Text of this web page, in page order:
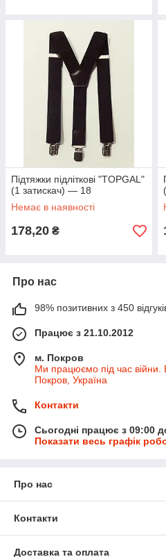
Підтяжки підліткові "TOPGAL"
(1 затискач) — 18
Немає в наявності
178,20 ₴
Про нас
98% позитивних з 450
Працює з 21.10.2012
м. Покров
Ми працюємо під час війни.
Покров, Україна
Контакти
Сьогодні працює з 09:00
Показати весь графік
Про нас
Контакти
Доставка та оплата